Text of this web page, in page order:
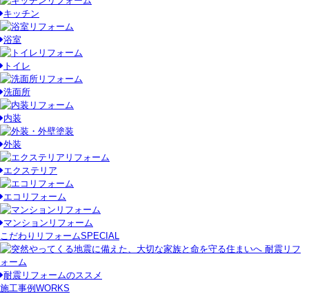
キッチン
浴室
トイレ
洗面所
内装
外装
エクステリア
エコリフォーム
マンションリフォーム
こだわりリフォームSPECIAL
耐震リフォームのススメ
施工事例 WORKS